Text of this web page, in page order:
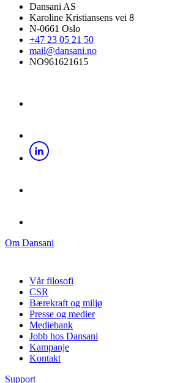
Dansani AS
Karoline Kristiansens vei 8
N-0661 Oslo
+47 23 05 21 50
mail@dansani.no
NO961621615
Om Dansani
Vår filosofi
CSR
Bærekraft og miljø
Presse og medier
Mediebank
Jobb hos Dansani
Kampanje
Kontakt
Support